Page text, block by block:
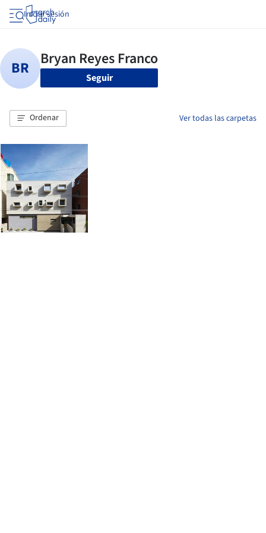
Iniciar sesión
Seguir
Ordenar Ver todas las carpetas